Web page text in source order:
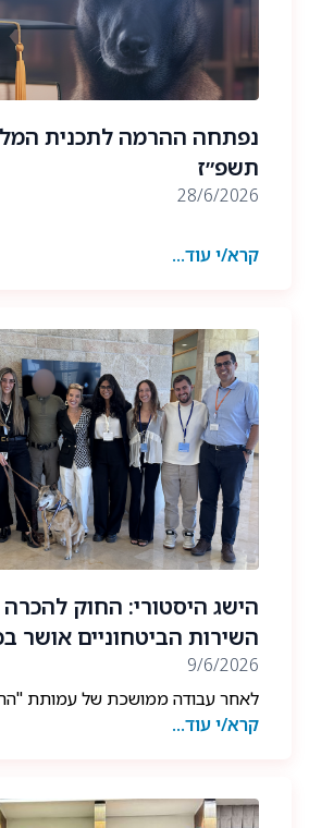
נפתחה ההרמה לתכנית
תשפ״ז
28/6/2026
עמותת ההולכים בראש שמחה לבשר
לבוגרי ובוגרות יחידת עוקץ, ומשלבת
האקדמית לצד עשייה משמעותית
והמשפחות.
חדש השנה: ההרשמה פתוחה גם
ולסטודנטיות מכלל התארים.
להגשת מועמדות ולפרטים נוספים
תוכנית המלגות באתר.
ההרשמה פתוחה עד 26.7.26.
קרא/י עוד...
הישג היסטורי: החוק להכרה
השירות הביטחוניים אושר
9/6/2026
לאחר עבודה ממושכת של עמותת
ושותפים רבים לדרך, אושר בכנסת
הביטחוניים, וקובע השתתפות של
קרא/י עוד...